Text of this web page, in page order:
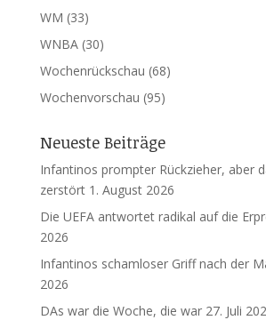
WM (33)
WNBA(30)
Wochenrückschau (68)
Wochenvorschau (95)
Neueste Beiträge
Infantinos prompter Rückzieher, aber
zerstört 1. August 2026
Die UEFA antwortet radikal auf die
2026
Infantinos schamloser Griff nach der
2026
DAs war die Woche, die war 27. Juli